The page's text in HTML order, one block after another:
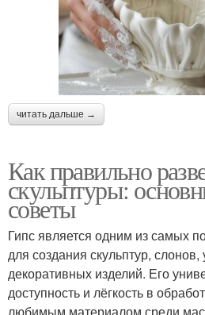
читать дальше →
Как правильно
скульптуры:
советы
Гипс является одним из самых
для создания скульптур,
декоративных изделий. Его
доступность и лёгкость в
любимым материалом среди